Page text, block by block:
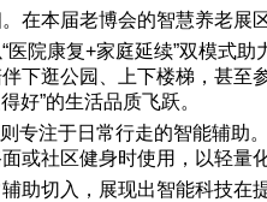
在本届老博会的智慧养老展
院康复+家庭延续”双模式
下逛公园、上下楼梯，甚
好”的生活品质飞跃。
则专注于日常行走的智能辅
或社区健身时使用，以轻量
助切入，展现出智能科技在